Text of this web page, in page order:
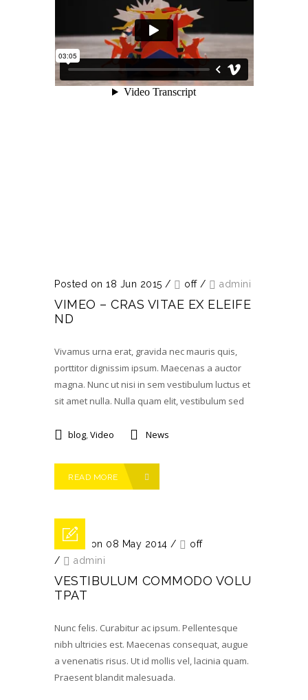
Posted on 18 Jun 2015 / off / admini
VIMEO – CRAS VITAE EX ELEIFE
ND
Vivamus urna erat, gravida nec mauris quis,
porttitor dignissim ipsum. Maecenas a auctor
magna. Nunc ut nisi in sem vestibulum luctus et
sit amet nulla. Nulla quam elit, vestibulum sed
blog,Video News
READ MORE
Posted on 08 May 2014 /
off
/
admini
VESTIBULUM COMMODO VOLU
TPAT
Nunc felis. Curabitur ac ipsum. Pellentesque
nibh ultricies est. Maecenas consequat, augue
a venenatis risus. Ut id mollis vel, lacinia quam.
Praesent blandit malesuada.